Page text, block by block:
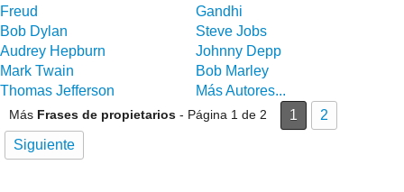
Freud
Gandhi
Bob Dylan
Steve Jobs
Audrey Hepburn
Johnny Depp
Mark Twain
Bob Marley
Thomas Jefferson
Más Autores...
Más Frases de propietarios - Página 1 de 2 1
2
Siguiente